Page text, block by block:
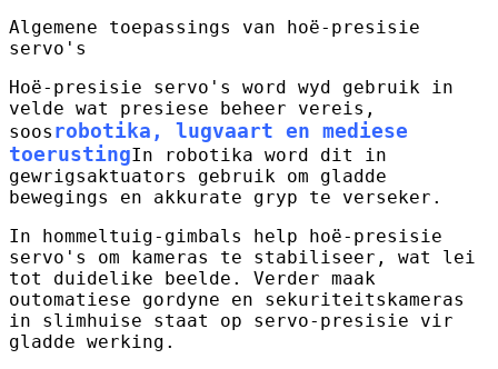
Algemene toepassings van hoë-presisie
servo's
Hoë-presisie servo's word wyd gebruik in
velde wat presiese beheer vereis,
soos robotika, lugvaart en mediese
toerustingIn robotika word dit in
gewrigsaktuators gebruik om gladde
bewegings en akkurate gryp te verseker.
In hommeltuig-gimbals help hoë-presisie
servo's om kameras te stabiliseer, wat lei
tot duidelike beelde. Verder maak
outomatiese gordyne en sekuriteitskameras
in slimhuise staat op servo-presisie vir
gladde werking.